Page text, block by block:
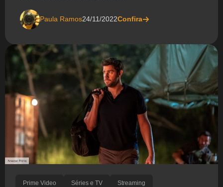
Paula Ramos24/11/2022Confira
Prime Video Séries e TV Streaming